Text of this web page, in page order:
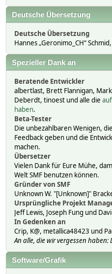
Deutsche Übersetzung
Deutsche Übersetzung
Hannes „Geronimo_CH“
Spezieller Dank an
Beratende Entwickler
albertlast, Brett Flannigan,
Deberdt, tinoest und alle die
haben.
Beta-Tester
Die unbezahlbaren Wenigen,
Feedback geben und die
machen.
Übersetzer
Vielen Dank für Eure Mühe,
Welt SMF benutzen können.
Gründer von SMF
Unknown W. "[Unknown]"
Ursprüngliche Projekt
Jeff Lewis, Joseph Fung und
In Gedenken an
Crip, K@, metallica48423 und
An alle, die wir vergessen haben:
Software/Grafik